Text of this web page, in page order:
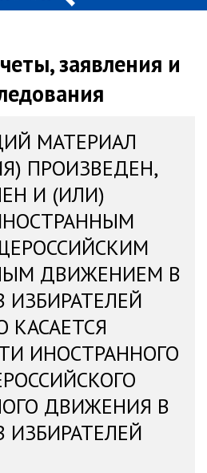
заявления и
МАТЕРИАЛ
ПРОИЗВЕДЕН,
И (ИЛИ)
ДВИЖЕНИЕМ В
КАСАЕТСЯ
ИНОСТРАННОГО
ДВИЖЕНИЯ В